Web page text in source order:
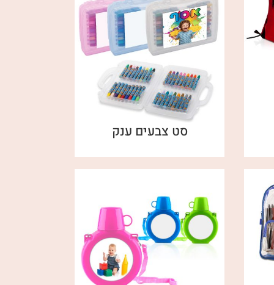
סט צבעים ענק